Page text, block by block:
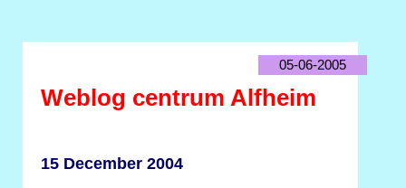
05-06-2005
Weblog centrum Alfheim
15 December 2004